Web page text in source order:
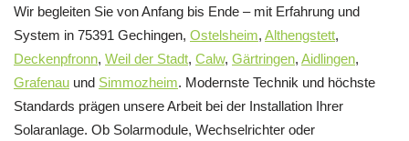
Wir begleiten Sie von Anfang bis Ende – mit Erfahrung und
System in 75391 Gechingen, Ostelsheim, Althengstett,
Deckenpfronn, Weil der Stadt, Calw, Gärtringen, Aidlingen,
Grafenau und Simmozheim. Modernste Technik und höchste
Standards prägen unsere Arbeit bei der Installation Ihrer
Solaranlage. Ob Solarmodule, Wechselrichter oder